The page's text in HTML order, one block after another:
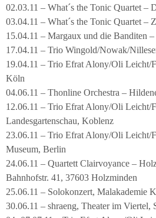
02.03.11 – What´s the Tonic Quartet –
03.04.11 – What´s the Tonic Quartet –
15.04.11 – Margaux und die Banditen
17.04.11 – Trio Wingold/Nowak/
19.04.11 – Trio Efrat Alony/Oli Leicht/
Köln
04.06.11 – Thonline Orchestra –
12.06.11 – Trio Efrat Alony/Oli Leicht/
Landesgartenschau, Koblenz
23.06.11 – Trio Efrat Alony/Oli Leicht/
Museum, Berlin
24.06.11 – Quartett Clairvoyance –
Bahnhofstr. 41, 37603 Holzminden
25.06.11 – Solokonzert, Malakademie
30.06.11 – shraeng, Theater im Viertel,